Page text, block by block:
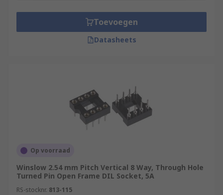
Toevoegen
Datasheets
Op voorraad
Winslow 2.54 mm Pitch Vertical 8 Way, Through Hole
Turned Pin Open Frame DIL Socket, 5A
RS-stocknr. 813-115